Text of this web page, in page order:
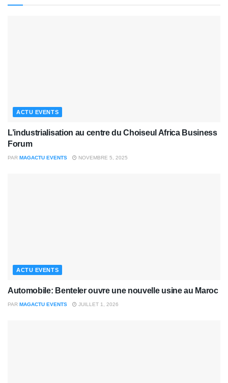
ACTU EVENTS
L’industrialisation au centre du Choiseul Africa Business
Forum
PAR MAGACTU EVENTS NOVEMBRE 5, 2025
ACTU EVENTS
Automobile: Benteler ouvre une nouvelle usine au Maroc
PAR MAGACTU EVENTS JUILLET 1, 2026